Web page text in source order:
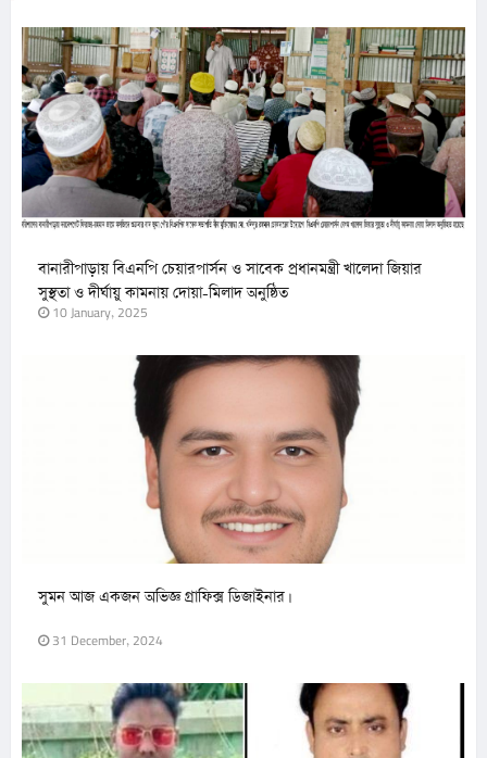
বানারীপাড়ায় বিএনপি চেয়ারপার্সন ও সাবেক প্রধানমন্ত্রী খালেদা জিয়ার
সুস্থতা ও দীর্ঘায়ু কামনায় দোয়া-মিলাদ অনুষ্ঠিত
10 January, 2025
সুমন আজ একজন অভিজ্ঞ গ্রাফিক্স ডিজাইনার।
31 December, 2024